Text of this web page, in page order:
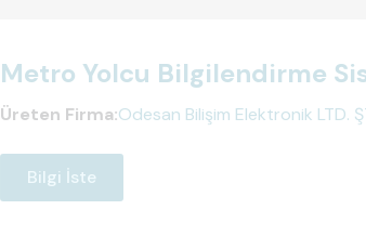
Metro Yolcu Bilgilendirme
Üreten Firma:Odesan Bilişim Elektronik LTD.
Bilgi İste